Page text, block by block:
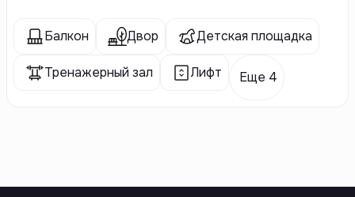
Балкон Двор Детская площадка
Тренажерный зал Лифт Еще 4